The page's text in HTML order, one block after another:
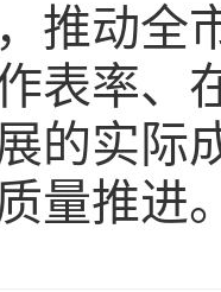
推动全
表率、
的实际
量推进